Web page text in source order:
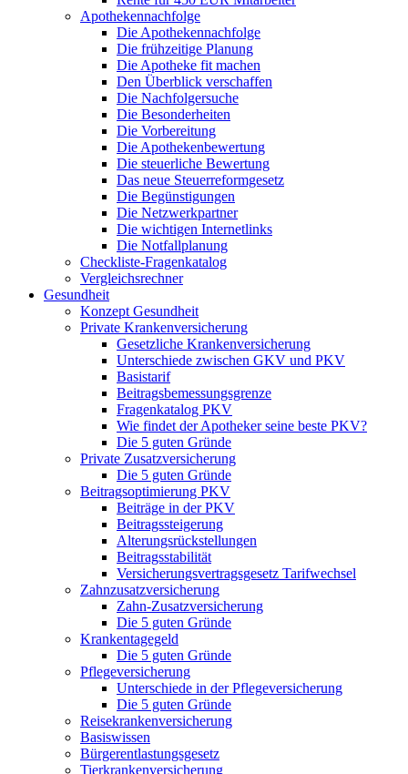
Apothekennachfolge
Die Apothekennachfolge
Die frühzeitige Planung
Die Apotheke fit machen
Den Überblick verschaffen
Die Nachfolgersuche
Die Besonderheiten
Die Vorbereitung
Die Apothekenbewertung
Die steuerliche Bewertung
Das neue Steuerreformgesetz
Die Begünstigungen
Die Netzwerkpartner
Die wichtigen Internetlinks
Die Notfallplanung
Checkliste-Fragenkatalog
Vergleichsrechner
Gesundheit
Konzept Gesundheit
Private Krankenversicherung
Gesetzliche Krankenversicherung
Unterschiede zwischen GKV und PKV
Basistarif
Beitragsbemessungsgrenze
Fragenkatalog PKV
Wie findet der Apotheker seine beste PKV?
Die 5 guten Gründe
Private Zusatzversicherung
Die 5 guten Gründe
Beitragsoptimierung PKV
Beiträge in der PKV
Beitragssteigerung
Alterungsrückstellungen
Beitragsstabilität
Versicherungsvertragsgesetz Tarifwechsel
Zahnzusatzversicherung
Zahn-Zusatzversicherung
Die 5 guten Gründe
Krankentagegeld
Die 5 guten Gründe
Pflegeversicherung
Unterschiede in der Pflegeversicherung
Die 5 guten Gründe
Reisekrankenversicherung
Basiswissen
Bürgerentlastungsgesetz
Tierkrankenversicherung